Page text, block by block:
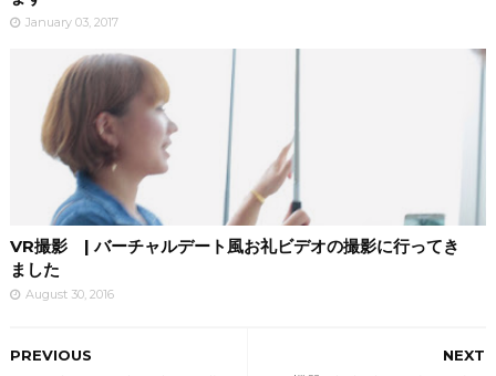
January 03, 2017
VR撮影 | バーチャルデート風お礼ビデオの撮影に行ってき
ました
August 30, 2016
NEXT
PREVIOUS